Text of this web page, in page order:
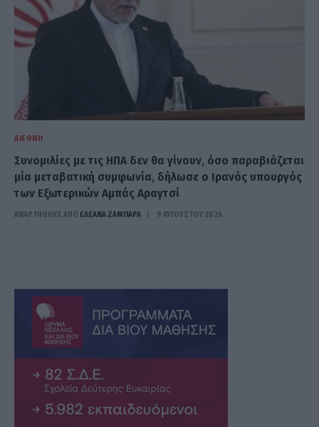
ΔΙΕΘΝΉ
Συνομιλίες με τις ΗΠΑ δεν θα γίνουν, όσο παραβιάζεται
μία μεταβατική συμφωνία, δήλωσε ο Ιρανός υπουργός
των Εξωτερικών Αμπάς Αραγτσί
ΑΝΑΡΤΗΘΗΚΕ ΑΠΟ ΕΛΕΑΝΑ ΖΑΜΠΑΡΑ 9 ΑΥΓΟΎΣΤΟΥ 2026